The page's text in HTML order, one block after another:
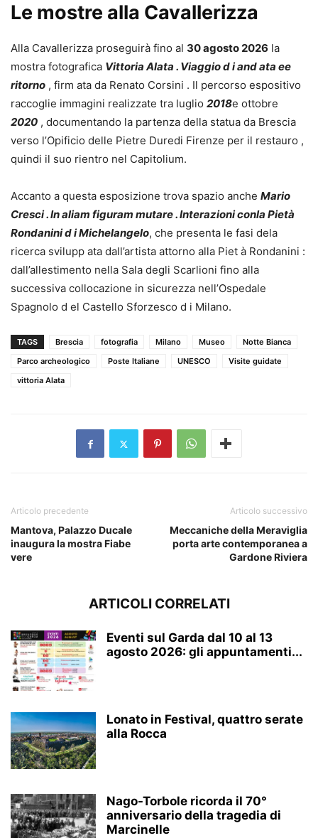
Le mostre alla Cavallerizza
Alla Cavallerizza proseguirà fino al 30 agosto 2026 la
mostra fotografica Vittoria Alata . Viaggio d i and ata ee
ritorno , firm ata da Renato Corsini . Il percorso espositivo
raccoglie immagini realizzate tra luglio 2018e ottobre
2020 , documentando la partenza della statua da Brescia
verso l’Opificio delle Pietre Duredi Firenze per il restauro ,
quindi il suo rientro nel Capitolium.
Accanto a questa esposizione trova spazio anche Mario
Cresci . In aliam figuram mutare . Interazioni conla Pietà
Rondanini d i Michelangelo, che presenta le fasi dela
ricerca svilupp ata dall’artista attorno alla Piet à Rondanini :
dall’allestimento nella Sala degli Scarlioni fino alla
successiva collocazione in sicurezza nell’Ospedale
Spagnolo d el Castello Sforzesco d i Milano.
TAGS Brescia fotografia Milano Museo
Notte Bianca
Parco archeologico
Poste Italiane UNESCO
Visite guidate
vittoria Alata
Articolo precedente
Mantova, Palazzo Ducale
inaugura la mostra Fiabe
vere
Articolo successivo
Meccaniche della Meraviglia
porta arte contemporanea a
Gardone Riviera
ARTICOLI CORRELATI
Eventi sul Garda dal 10 al 13
agosto 2026: gli appuntamenti...
Lonato in Festival, quattro serate
alla Rocca
Nago-Torbole ricorda il 70°
anniversario della tragedia di
Marcinelle